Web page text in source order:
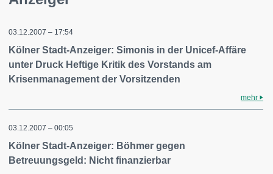
03.12.2007 – 17:54
Kölner Stadt-Anzeiger: Simonis in der Unicef-Affäre
unter Druck Heftige Kritik des Vorstands am
Krisenmanagement der Vorsitzenden
mehr
03.12.2007 – 00:05
Kölner Stadt-Anzeiger: Böhmer gegen
Betreuungsgeld: Nicht finanzierbar